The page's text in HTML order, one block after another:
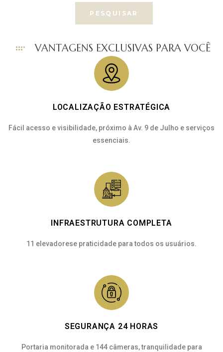
VANTAGENS EXCLUSIVAS PARA VOCÊ
LOCALIZAÇÃO ESTRATÉGICA
Fácil acesso e visibilidade, próximo à Av. 9 de Julho e serviços
essenciais.
INFRAESTRUTURA COMPLETA
11 elevadorese praticidade para todos os usuários.
SEGURANÇA 24 HORAS
Portaria monitorada e 144 câmeras, tranquilidade para